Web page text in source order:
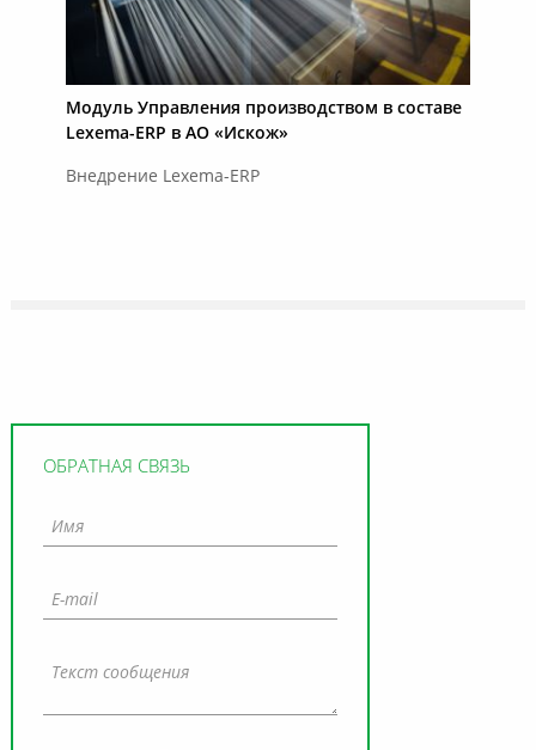
ОБРАТНАЯ СВЯЗЬ
Модуль Управления производством в составе
Lexema-ERP в АО «Искож»
Внедрение Lexema-ERP